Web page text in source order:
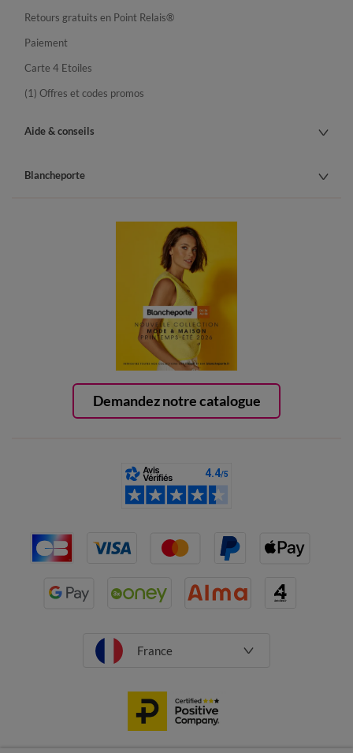
Demandez notre catalogue
Retours gratuits en Point Relais®
Paiement
Carte 4 Etoiles
(1) Offres et codes promos
Aide & conseils
Blancheporte
France